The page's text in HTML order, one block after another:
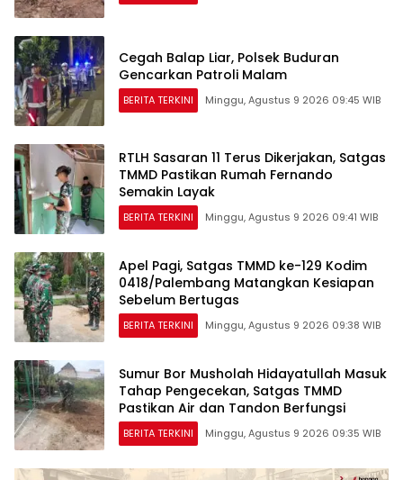
Cegah Balap Liar, Polsek Buduran
Gencarkan Patroli Malam
BERITA TERKINI Minggu, Agustus 9 2026 09:45 WIB
RTLH Sasaran 11 Terus Dikerjakan, Satgas
TMMD Pastikan Rumah Fernando
Semakin Layak
BERITA TERKINI Minggu, Agustus 9 2026 09:41 WIB
Apel Pagi, Satgas TMMD ke-129 Kodim
0418/Palembang Matangkan Kesiapan
Sebelum Bertugas
BERITA TERKINI Minggu, Agustus 9 2026 09:38 WIB
Sumur Bor Musholah Hidayatullah Masuk
Tahap Pengecekan, Satgas TMMD
Pastikan Air dan Tandon Berfungsi
BERITA TERKINI Minggu, Agustus 9 2026 09:35 WIB